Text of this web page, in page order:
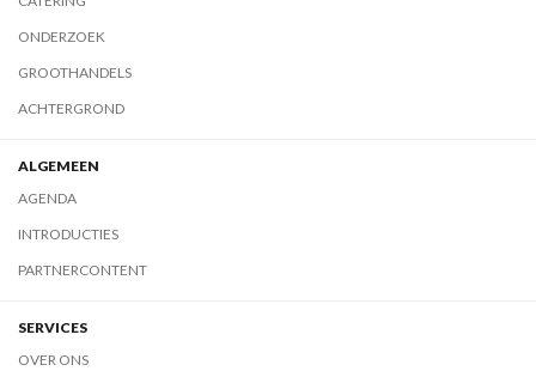
ONDERZOEK
GROOTHANDELS
ACHTERGROND
ALGEMEEN
AGENDA
INTRODUCTIES
PARTNERCONTENT
SERVICES
OVER ONS